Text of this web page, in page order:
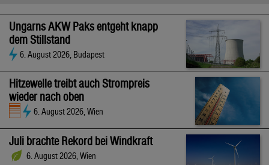
Ungarns AKW Paks entgeht knapp
dem Stillstand
6. August 2026, Budapest
Hitzewelle treibt auch Strompreis
wieder nach oben
6. August 2026, Wien
Juli brachte Rekord bei Windkraft
6. August 2026, Wien